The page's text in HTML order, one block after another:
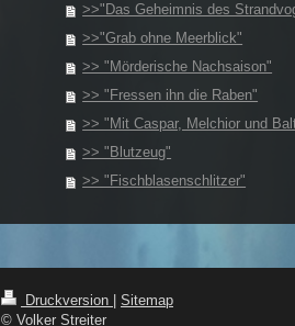
>>"Das Geheimnis des
>>"Grab ohne Meerblick"
>> "Mörderische Nachsaison"
>> "Fressen ihn die Raben"
>> "Mit Caspar, Melchior und
>> "Blutzeug"
>> "Fischblasenschlitzer"
Druckversion
Sitemap
© Volker Streiter